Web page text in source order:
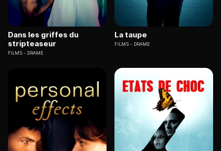
Dans les griffes du
stripteaseur
FILMS DRAME
La taupe
FILMS DRAME